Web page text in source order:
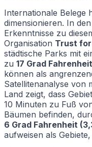
Internationale Belege
dimensionieren. In
Erkenntnisse zu
Organisation Trust for
städtische Parks mit
zu 17 Grad
können als
Satellitenanalyse von
Land zeigt, dass
10 Minuten zu Fuß
Bäumen befinden,
6 Grad Fahrenheit
aufweisen als